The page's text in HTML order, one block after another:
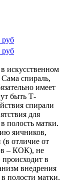
руб
руб
искусственном
спираль,
имеет
быть Т-
спирали
для
полость матки.
яичников,
(в отличие от
– КОК), не
происходит в
внедрения
полости матки.